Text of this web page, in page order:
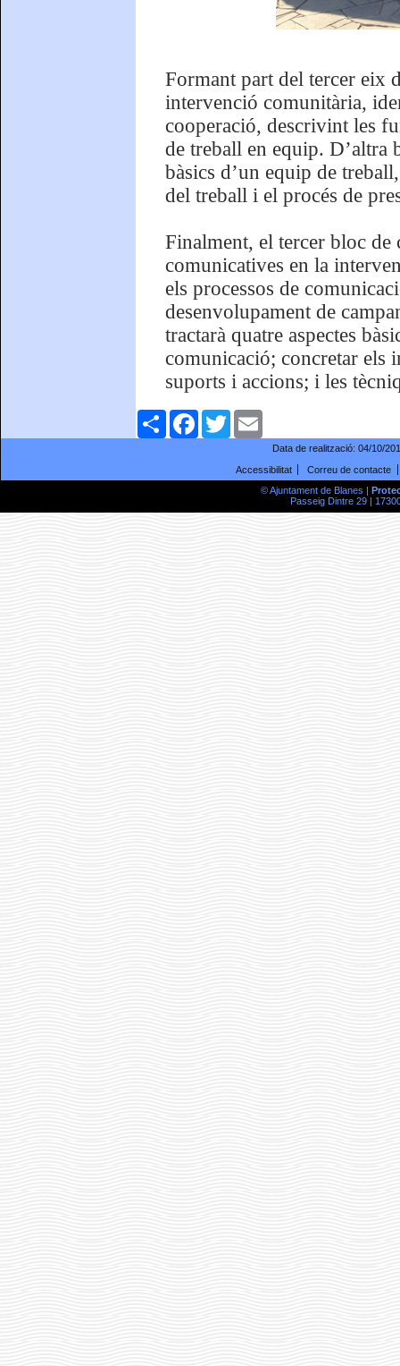
Formant part del tercer eix
intervenció comunitària,
cooperació, descrivint les
de treball en equip. D’altra
bàsics d’un equip de
del treball i el procés de
Finalment, el tercer bloc de
comunicatives en la
els processos de
desenvolupament de
tractarà quatre aspectes
comunicació; concretar els
suports i accions; i les
ComparteixFacebookTwitter
Data de realització: 04/10/
Accessibilitat
Correu de contacte
© Ajuntament de Blanes |
Passeig Dintre 29 |